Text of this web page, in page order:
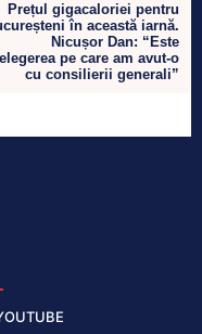
Prețul gigacaloriei pentru
în această iarnă.
Nicușor Dan: “Este
pe care am avut-o
cu consilierii generali”